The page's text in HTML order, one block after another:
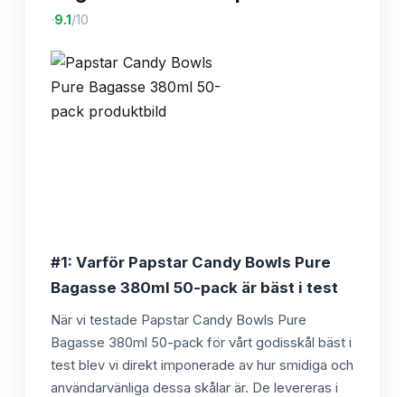
·9.1 /10
#1: Varför Papstar Candy Bowls Pure
Bagasse 380ml 50-pack är bäst i test
När vi testade Papstar Candy Bowls Pure
Bagasse 380ml 50-pack för vårt godisskål bäst i
test blev vi direkt imponerade av hur smidiga och
användarvänliga dessa skålar är. De levereras i